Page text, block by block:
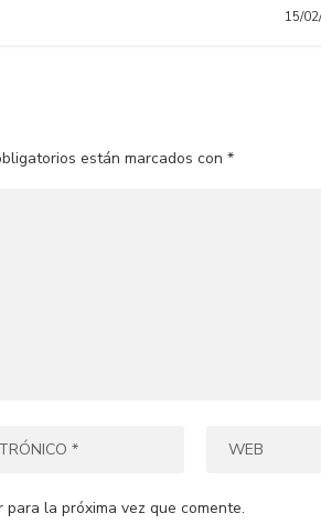
15/
están marcados con*
la próxima vez que comente.